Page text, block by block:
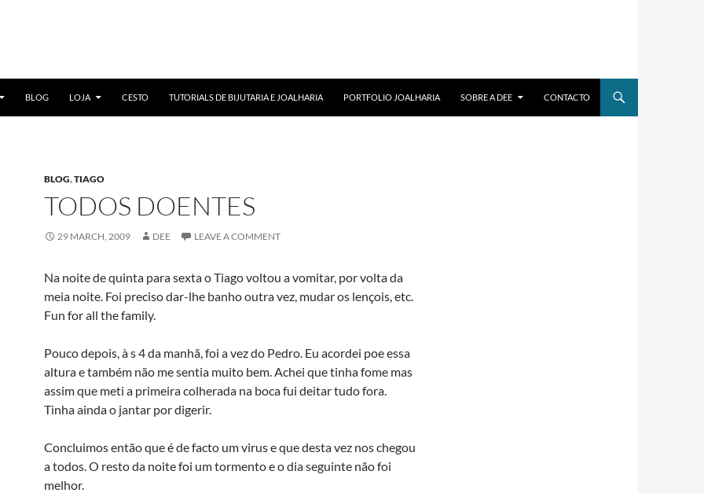
BLOG LOJA CESTO TUTORIALS DE BIJUTARIA E JOALHARIA PORTFOLIO JOALHARIA SOBRE A DEE CONTACTO
BLOG,TIAGO
TODOS DOENTES
29 MARCH, 2009 DEE LEAVE A COMMENT
Na noite de quinta para sexta o Tiago voltou a vomitar, por volta da
meia noite. Foi preciso dar-lhe banho outra vez, mudar os lençois, etc.
Fun for all the family.
Pouco depois, à s 4 da manhã, foi a vez do Pedro. Eu acordei poe essa
altura e também não me sentia muito bem. Achei que tinha fome mas
assim que meti a primeira colherada na boca fui deitar tudo fora.
Tinha ainda o jantar por digerir.
Concluimos então que é de facto um virus e que desta vez nos chegou
a todos. O resto da noite foi um tormento e o dia seguinte não foi
melhor.